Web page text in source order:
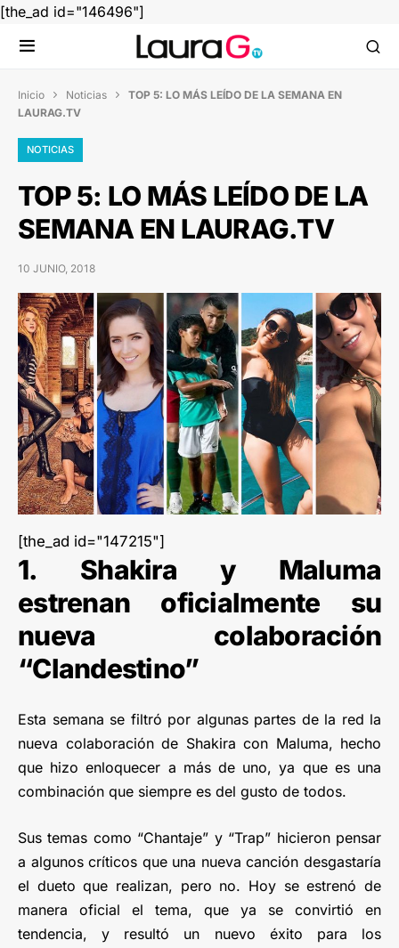
[the_ad id="146496"]
Inicio  Noticias  TOP 5: LO MÁS LEÍDO DE LA SEMANA EN
LAURAG.TV
NOTICIAS
TOP 5: LO MÁS LEÍDO DE LA
SEMANA EN LAURAG.TV
10 JUNIO, 2018
[the_ad id="147215"]
1. Shakira y Maluma
estrenan oficialmente su
nueva colaboración
“Clandestino”
Esta semana se filtró por algunas partes de la red la
nueva colaboración de Shakira con Maluma, hecho
que hizo enloquecer a más de uno, ya que es una
combinación que siempre es del gusto de todos.
Sus temas como “Chantaje” y “Trap” hicieron pensar
a algunos críticos que una nueva canción desgastaría
el dueto que realizan, pero no. Hoy se estrenó de
manera oficial el tema, que ya se convirtió en
tendencia, y resultó un nuevo éxito para los